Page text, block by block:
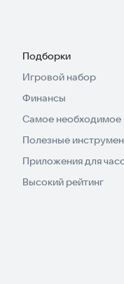
Подборки
Игровой набор
Финансы
Самое необходимое
Полезные
Приложения для
Высокий рейтинг